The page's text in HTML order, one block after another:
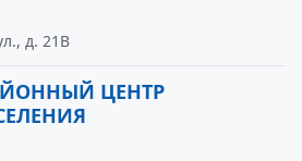
д. 21В
ЦЕНТР